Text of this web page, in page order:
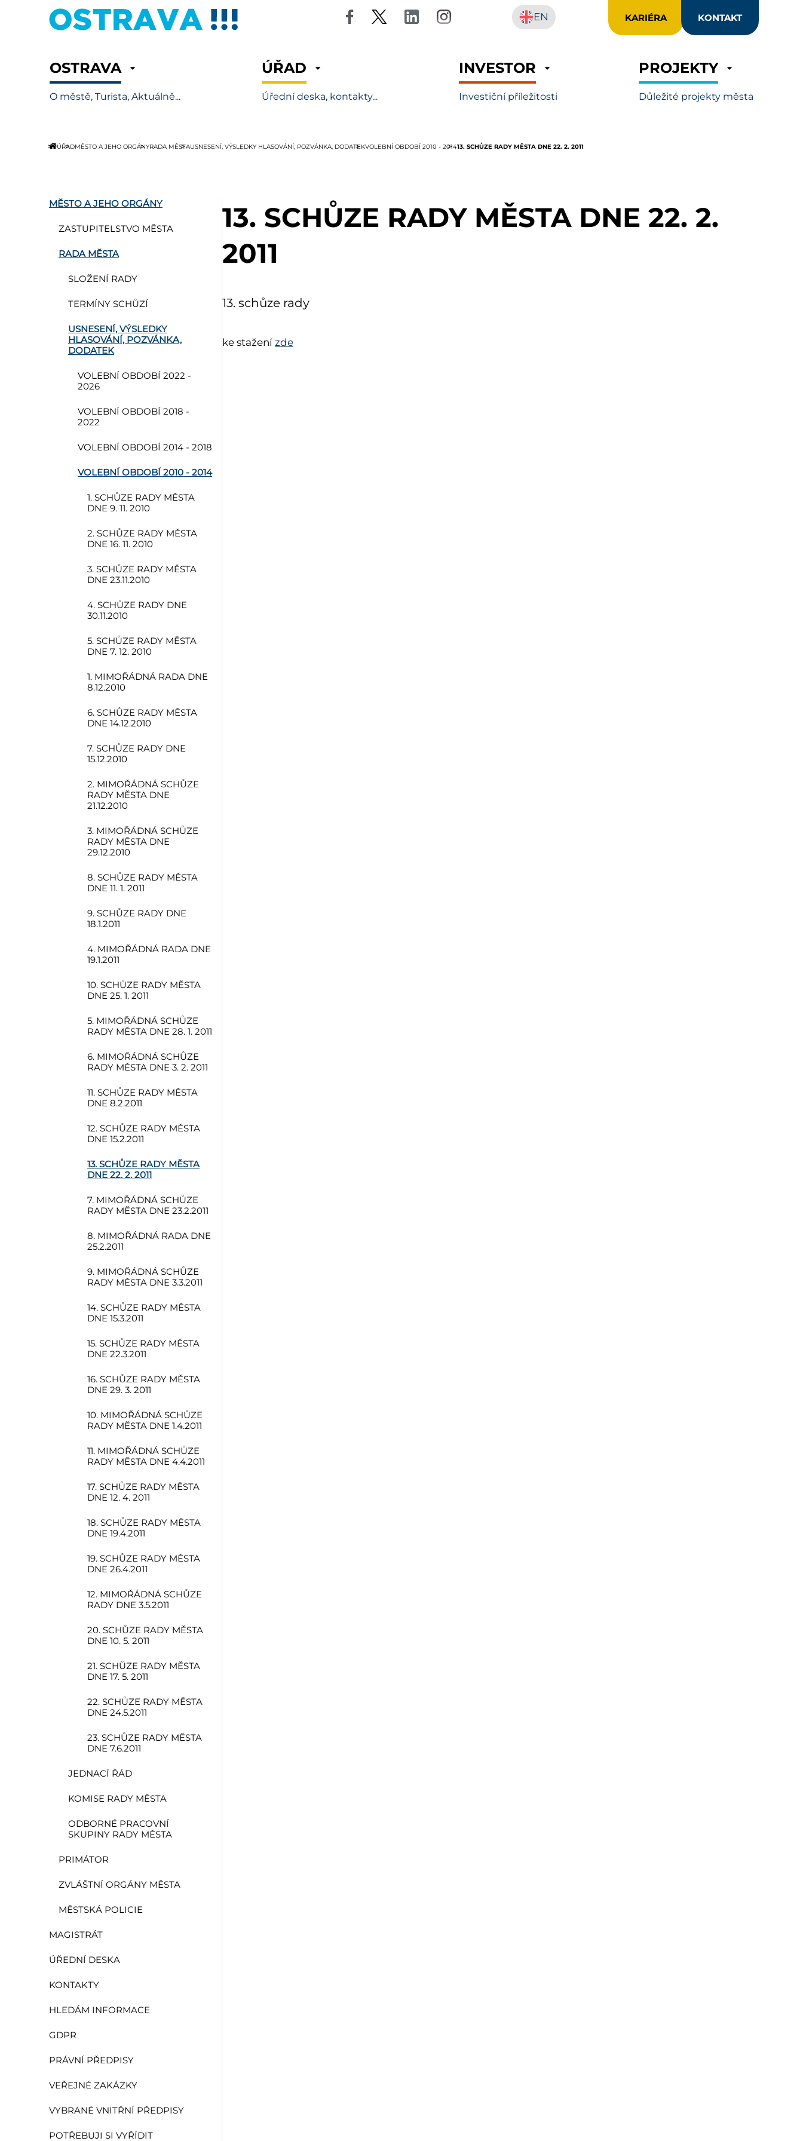
KARIÉRA KONTAKT
EN
OSTRAVA
O městě, Turista, Aktuálně...
ÚŘAD
Úřední deska, kontakty...
INVESTOR
Investiční příležitosti
PROJEKTY
Důležité projekty města
ÚŘADMĚSTO A JEHO ORGÁNYRADA MĚSTAUSNESENÍ, VÝSLEDKY HLASOVÁNÍ, POZVÁNKA, DODATEKVOLEBNÍ OBDOBÍ 2010 - 201413. SCHŮZE RADY MĚSTA DNE 22. 2. 2011
MĚSTO A JEHO ORGÁNY
ZASTUPITELSTVO MĚSTA
RADA MĚSTA
SLOŽENÍ RADY
TERMÍNY SCHŮZÍ
USNESENÍ, VÝSLEDKY
HLASOVÁNÍ, POZVÁNKA,
DODATEK
VOLEBNÍ OBDOBÍ 2022 -
2026
VOLEBNÍ OBDOBÍ 2018 -
2022
VOLEBNÍ OBDOBÍ 2014 - 2018
VOLEBNÍ OBDOBÍ 2010 - 2014
1. SCHŮZE RADY MĚSTA
DNE 9. 11. 2010
2. SCHŮZE RADY MĚSTA
DNE 16. 11. 2010
3. SCHŮZE RADY MĚSTA
DNE 23.11.2010
4. SCHŮZE RADY DNE
30.11.2010
5. SCHŮZE RADY MĚSTA
DNE 7. 12. 2010
1. MIMOŘÁDNÁ RADA DNE
8.12.2010
6. SCHŮZE RADY MĚSTA
DNE 14.12.2010
7. SCHŮZE RADY DNE
15.12.2010
2. MIMOŘÁDNÁ SCHŮZE
RADY MĚSTA DNE
21.12.2010
3. MIMOŘÁDNÁ SCHŮZE
RADY MĚSTA DNE
29.12.2010
8. SCHŮZE RADY MĚSTA
DNE 11. 1. 2011
9. SCHŮZE RADY DNE
18.1.2011
4. MIMOŘÁDNÁ RADA DNE
19.1.2011
10. SCHŮZE RADY MĚSTA
DNE 25. 1. 2011
5. MIMOŘÁDNÁ SCHŮZE
RADY MĚSTA DNE 28. 1. 2011
6. MIMOŘÁDNÁ SCHŮZE
RADY MĚSTA DNE 3. 2. 2011
11. SCHŮZE RADY MĚSTA
DNE 8.2.2011
12. SCHŮZE RADY MĚSTA
DNE 15.2.2011
13. SCHŮZE RADY MĚSTA
DNE 22. 2. 2011
7. MIMOŘÁDNÁ SCHŮZE
RADY MĚSTA DNE 23.2.2011
8. MIMOŘÁDNÁ RADA DNE
25.2.2011
9. MIMOŘÁDNÁ SCHŮZE
RADY MĚSTA DNE 3.3.2011
14. SCHŮZE RADY MĚSTA
DNE 15.3.2011
15. SCHŮZE RADY MĚSTA
DNE 22.3.2011
16. SCHŮZE RADY MĚSTA
DNE 29. 3. 2011
10. MIMOŘÁDNÁ SCHŮZE
RADY MĚSTA DNE 1.4.2011
11. MIMOŘÁDNÁ SCHŮZE
RADY MĚSTA DNE 4.4.2011
17. SCHŮZE RADY MĚSTA
DNE 12. 4. 2011
18. SCHŮZE RADY MĚSTA
DNE 19.4.2011
19. SCHŮZE RADY MĚSTA
DNE 26.4.2011
12. MIMOŘÁDNÁ SCHŮZE
RADY DNE 3.5.2011
20. SCHŮZE RADY MĚSTA
DNE 10. 5. 2011
21. SCHŮZE RADY MĚSTA
DNE 17. 5. 2011
22. SCHŮZE RADY MĚSTA
DNE 24.5.2011
23. SCHŮZE RADY MĚSTA
DNE 7.6.2011
JEDNACÍ ŘÁD
KOMISE RADY MĚSTA
ODBORNÉ PRACOVNÍ
SKUPINY RADY MĚSTA
PRIMÁTOR
ZVLÁŠTNÍ ORGÁNY MĚSTA
MĚSTSKÁ POLICIE
MAGISTRÁT
ÚŘEDNÍ DESKA
KONTAKTY
HLEDÁM INFORMACE
GDPR
PRÁVNÍ PŘEDPISY
VEŘEJNÉ ZAKÁZKY
VYBRANÉ VNITŘNÍ PŘEDPISY
POTŘEBUJI SI VYŘÍDIT
13. SCHŮZE RADY MĚSTA DNE 22. 2.
2011
13. schůze rady
ke stažení zde